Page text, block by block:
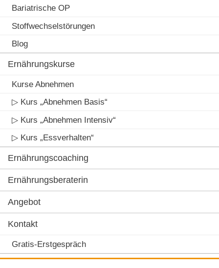
Bariatrische OP
Stoffwechselstörungen
Blog
Ernährungskurse
Kurse Abnehmen
▷ Kurs „Abnehmen Basis“
▷ Kurs „Abnehmen Intensiv“
▷ Kurs „Essverhalten“
Ernährungscoaching
Ernährungsberaterin
Angebot
Kontakt
Gratis-Erstgespräch